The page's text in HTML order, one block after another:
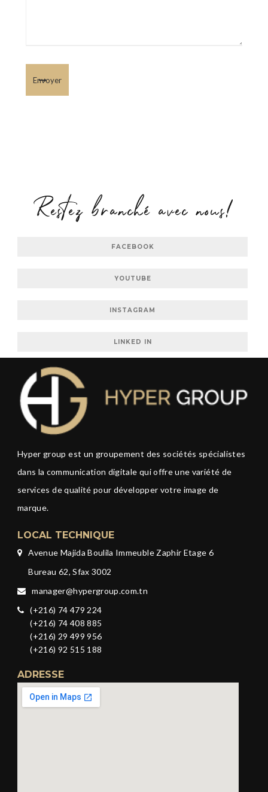
Restez branché avec nous!
FACEBOOK
YOUTUBE
INSTAGRAM
LINKED IN
Hyper group est un groupement des sociétés spécialistes
dans la communication digitale qui offre une variété de
services de qualité pour développer votre image de
marque.
LOCAL TECHNIQUE
Avenue Majida Boulila Immeuble Zaphir Etage 6
Bureau 62, Sfax 3002
manager@hypergroup.com.tn
(+216) 74 479 224
(+216) 74 408 885
(+216) 29 499 956
(+216) 92 515 188
ADRESSE